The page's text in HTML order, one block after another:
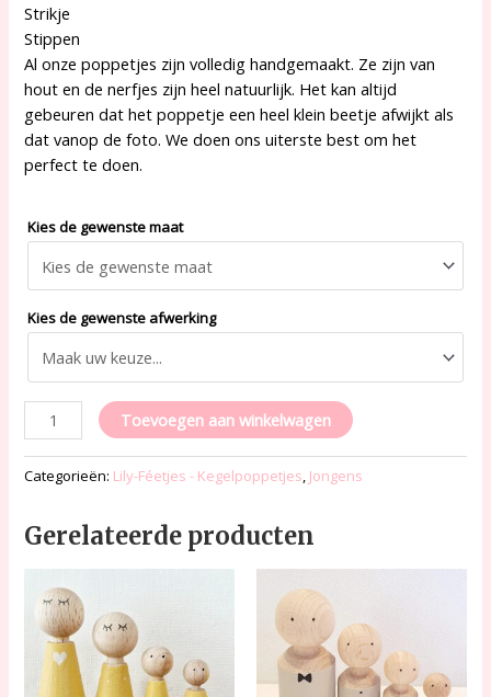
Strikje
Stippen
Al onze poppetjes zijn volledig handgemaakt. Ze zijn van
hout en de nerfjes zijn heel natuurlijk. Het kan altijd
gebeuren dat het poppetje een heel klein beetje afwijkt als
dat vanop de foto. We doen ons uiterste best om het
perfect te doen.
Kies de gewenste maat
Kies de gewenste afwerking
Toevoegen aan winkelwagen
Categorieën: Lily-Féetjes - Kegelpoppetjes, Jongens
Gerelateerde producten